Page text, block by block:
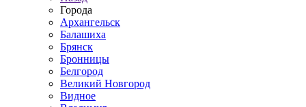
Города
Архангельск
Балашиха
Брянск
Бронницы
Белгород
Великий Новгород
Видное